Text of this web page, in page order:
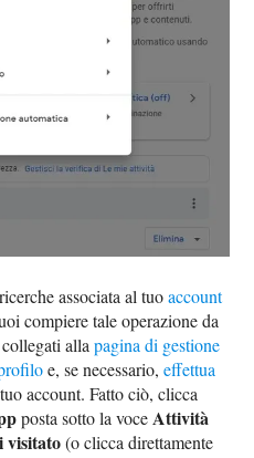
associata al tuoaccount
compiere tale operazione da
collegati allapagina di gestione
e, se necessario,effettua
account. Fatto ciò, clicca
posta sotto la voceAttività
visitato(o clicca direttamente